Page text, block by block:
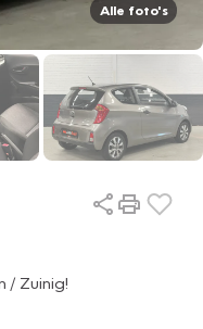
Alle foto's
/ Zuinig!